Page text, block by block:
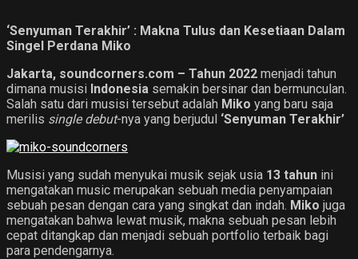
‘Senyuman Terakhir’ : Makna Tulus dan Kesetiaan Dalam
Singel Perdana Miko
Jakarta, soundcorners.com – Tahun 2022 menjadi tahun
dimana musisi Indonesia semakin bersinar dan bermunculan.
Salah satu dari musisi tersebut adalah Miko yang baru saja
merilis single debut-nya yang berjudul ‘Senyuman Terakhir’
Musisi yang sudah menyukai musik sejak usia 13 tahun ini
mengatakan music merupakan sebuah media penyampaian
sebuah pesan dengan cara yang singkat dan indah. Miko juga
mengatakan bahwa lewat musik, makna sebuah pesan lebih
cepat ditangkap dan menjadi sebuah portfolio terbaik bagi
para pendengarnya.